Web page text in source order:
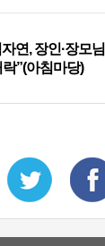
연, 장인·장모님
”(아침마당)